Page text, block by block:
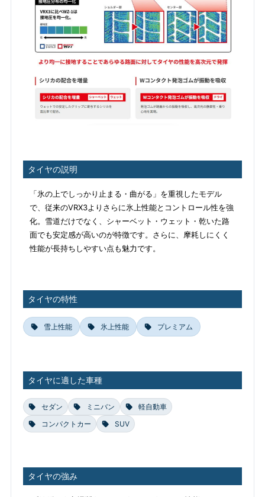
タイヤの説明
「氷の上でしっかり止まる・曲がる」を重視したモデル
で、従来のVRX3よりさらに氷上性能とコントロール性を強
化。雪道だけでなく、シャーベット・ウェット・乾いた路
面でも安定感が高いのが特徴です。さらに、摩耗しにくく
性能が長持ちしやすい点も魅力です。
タイヤの特性
雪上性能 氷上性能 プレミアム
タイヤに適した車種
セダン ミニバン
軽自動車
コンパクトカー
SUV
タイヤの強み